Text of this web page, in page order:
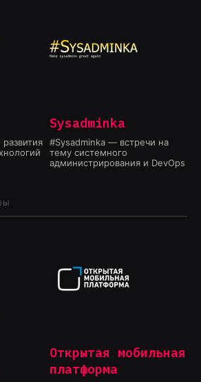
Sysadminka
#Sysadminka — встречи на
тему системного
администрирования и DevOps
Открытая мобильная
платформа